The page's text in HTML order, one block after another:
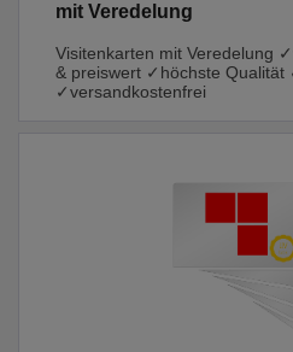
mit Veredelung
Visitenkarten mit Veredelung
& preiswert ✓höchste Qualität
✓versandkostenfrei